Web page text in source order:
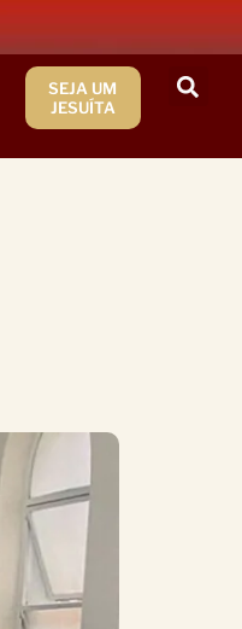
SEJA UM
JESUÍTA